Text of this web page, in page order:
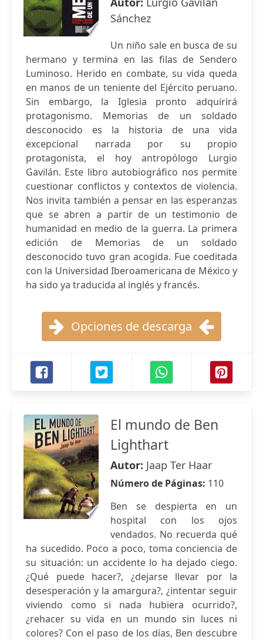
Sánchez
Un niño sale en busca de su
hermano y termina en las filas de Sendero
Luminoso. Herido en combate, su vida queda
en manos de un teniente del Ejército peruano.
Sin embargo, la Iglesia pronto adquirirá
protagonismo. Memorias de un soldado
desconocido es la historia de una vida
excepcional narrada por su propio
protagonista, el hoy antropólogo Lurgio
Gavilán. Este libro autobiográfico nos permite
cuestionar conflictos y contextos de violencia.
Nos invita también a pensar en las esperanzas
que se abren a partir de un testimonio de
humanidad en medio de la guerra. La primera
edición de Memorias de un soldado
desconocido tuvo gran acogida. Fue coeditada
con la Universidad Iberoamericana de México y
ha sido ya traducida al inglés y francés.
Opciones de descarga
El mundo de Ben
Lighthart
Autor: Jaap Ter Haar
Número de Páginas: 110
Ben se despierta en un
hospital con los ojos
vendados. No recuerda qué
ha sucedido. Poco a poco, toma conciencia de
su situación: un accidente lo ha dejado ciego.
¿Qué puede hacer?, ¿dejarse llevar por la
desesperación y la amargura?, ¿intentar seguir
viviendo como si nada hubiera ocurrido?,
¿rehacer su vida en un mundo sin luces ni
colores? Con el paso de los días, Ben descubre